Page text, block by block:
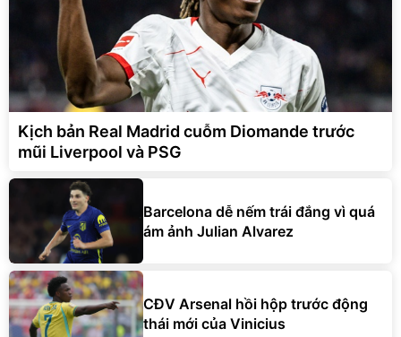
Kịch bản Real Madrid cuỗm Diomande trước
mũi Liverpool và PSG
Barcelona dễ nếm trái đắng vì quá
ám ảnh Julian Alvarez
CĐV Arsenal hồi hộp trước động
thái mới của Vinicius